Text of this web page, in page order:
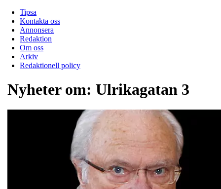
Tipsa
Kontakta oss
Annonsera
Redaktion
Om oss
Arkiv
Redaktionell policy
Nyheter om: Ulrikagatan 3